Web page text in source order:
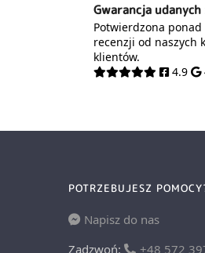
Gwarancja
Potwierdzona ponad
recenzji od naszych
klientów.
4.9
POTRZEBUJESZ
Napisz do nas
Zadzwoń:
+48 572